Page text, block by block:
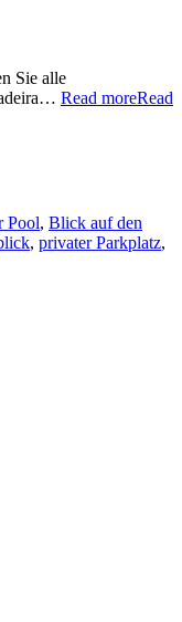
Sie alle
Read moreRead
Pool, Blick auf den
, privater Parkplatz,